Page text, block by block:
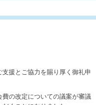
援とご協力を賜り厚く御礼申
の改定についての議案が審議